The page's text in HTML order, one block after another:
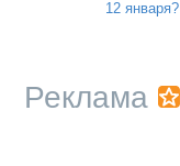
12 января?
Реклама